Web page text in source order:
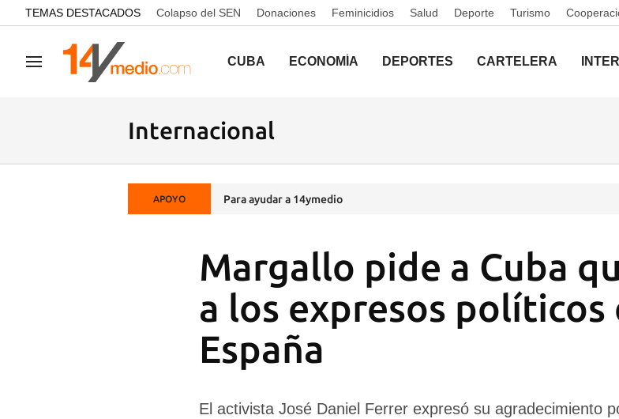
common.go-to-content
TEMAS DESTACADOS Colapso del SEN Donaciones Feminicidios Salud Deporte Turismo
Navegación CUBA ECONOMÍA DEPORTES CARTELERA
Internacional
APOYO Para ayudar a 14ymedio
Margallo pide a Cuba
a los expresos políticos
España
El activista José Daniel Ferrer expresó su agradecimiento